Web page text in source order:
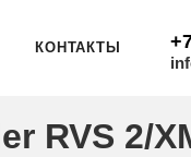
КОНТАКТЫ
RVS 2/